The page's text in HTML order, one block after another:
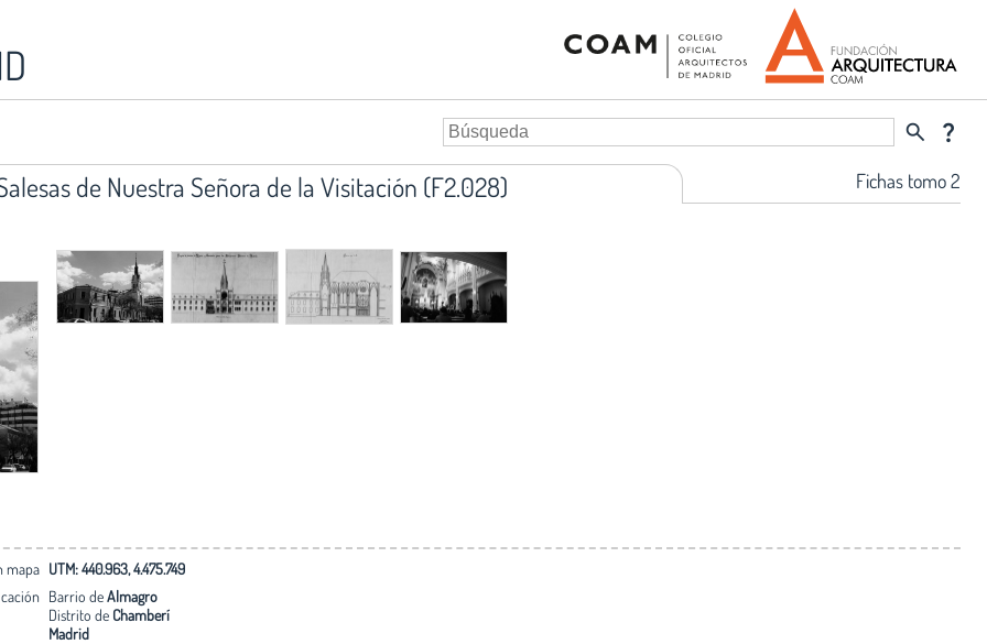
search question_mark
de Nuestra Señora de la Visitación (F2.028) Fichas tomo 2
mapa UTM: 440.963, 4.475.749
Barrio deAlmagro
Distrito de Chamberí
Madrid